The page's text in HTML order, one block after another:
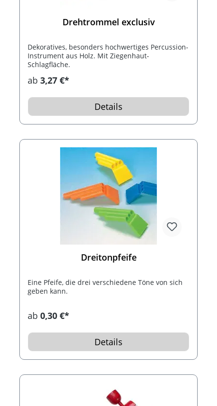
Drehtrommel exclusiv
Dekoratives, besonders hochwertiges Percussion-
Instrument aus Holz. Mit Ziegenhaut-
Schlagfläche.
ab 3,27 €*
Details
Dreitonpfeife
Eine Pfeife, die drei verschiedene Töne von sich
geben kann.
ab 0,30 €*
Details